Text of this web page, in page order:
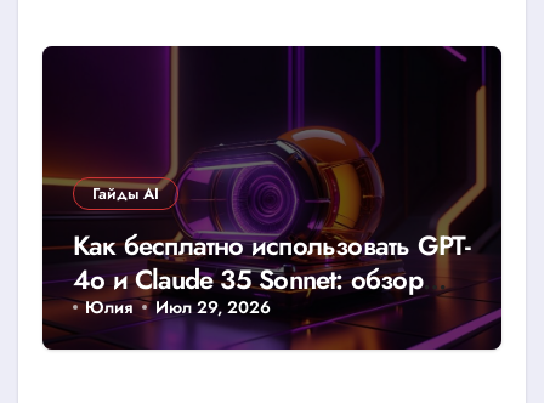
Гайды AI
Как бесплатно использовать GPT-
4o и Claude 35 Sonnet: обзор
доступных лимитов и хаков
Юлия Июл 29, 2026